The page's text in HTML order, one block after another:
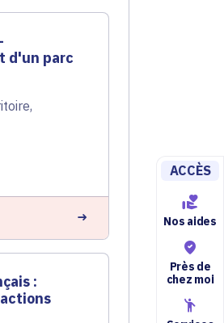
ACCÈS
Nos aides
Près de
chez moi
d'un parc
,
: